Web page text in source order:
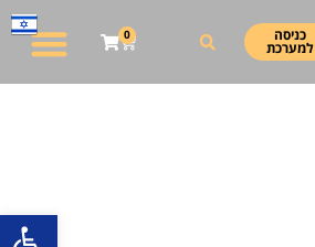
פתח
כניסה
למערכת
0